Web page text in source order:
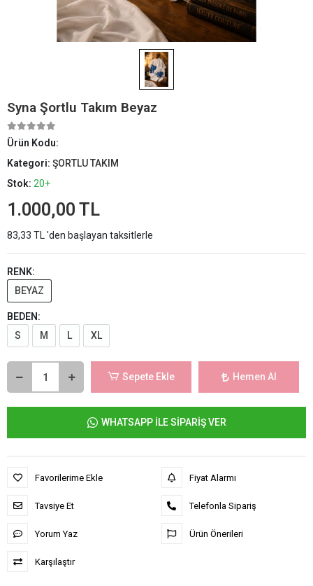
Syna Şortlu Takım Beyaz
Ürün Kodu:
Kategori: ŞORTLU TAKIM
Stok: 20+
1.000,00 TL
83,33 TL 'den başlayan taksitlerle
RENK:
BEYAZ
BEDEN:
S
M L XL
Sepete Ekle Hemen Al
WHATSAPP İLE SİPARİŞ VER
Favorilerime Ekle
Tavsiye Et
Yorum Yaz
Karşılaştır
Fiyat Alarmı
Telefonla Sipariş
Ürün Önerileri